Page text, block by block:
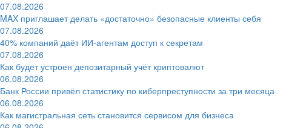
07.08.2026
MAX приглашает делать «достаточно» безопасные клиенты себя
07.08.2026
40% компаний даёт ИИ‑агентам доступ к секретам
07.08.2026
Как будет устроен депозитарный учёт криптовалют
06.08.2026
Банк России привёл статистику по киберпреступности за три месяца
06.08.2026
Как магистральная сеть становится сервисом для бизнеса